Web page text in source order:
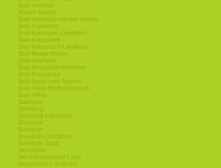
Bad-Hersfeld
Baden-Baden
Bad-Homburg-vor-der-Hoehe
Bad-Kissingen
Bad-Kissingen-Landkreis
Bad-Kreuznach
Bad-Kreuznach-Landkreis
Bad-Mergentheim
Bad-Nauheim
Bad-Neuenahr-Ahrweiler
Bad-Rappenau
Bad-Soden-am-Taunus
Bad-Toelz-Wolfratshausen
Bad-Vilbel
Balingen
Bamberg
Bamberg-Landkreis
Baunatal
Bayreuth
Bayreuth-Landkreis
Bayreuth-Stadt
Bensheim
Berchtesgadener-Land
Bergstraße-Landkreis